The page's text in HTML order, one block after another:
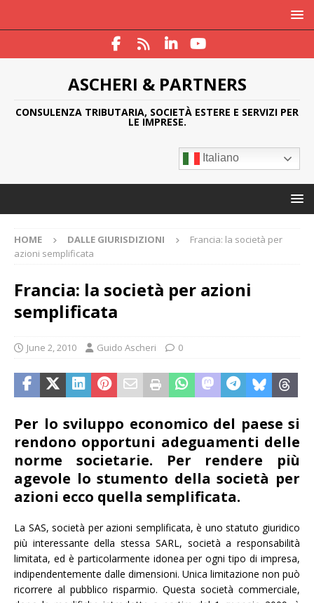
ASCHERI & PARTNERS
CONSULENZA TRIBUTARIA, SOCIETÀ ESTERE E SERVIZI PER
LE IMPRESE.
Italiano
HOME DALLE GIURISDIZIONI
Francia: la società per
azioni semplificata
Francia: la società per azioni
semplificata
June 2, 2010 Guido Ascheri 0
Per lo sviluppo economico del paese si
rendono opportuni adeguamenti delle
norme societarie. Per rendere più
agevole lo stumento della società per
azioni ecco quella semplificata.
La SAS, società per azioni semplificata, è uno statuto giuridico
più interessante della stessa SARL, società a responsabilità
limitata, ed è particolarmente idonea per ogni tipo di impresa,
indipendentemente dalle dimensioni. Unica limitazione non può
ricorrere al pubblico risparmio. Questa società commerciale,